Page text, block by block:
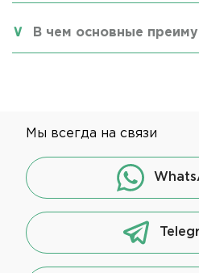
В чем основные
Мы всегда на связи